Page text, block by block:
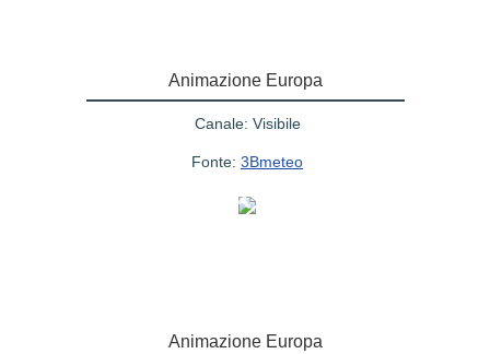
Animazione Europa
Canale: Visibile
Fonte: 3Bmeteo
Animazione Europa